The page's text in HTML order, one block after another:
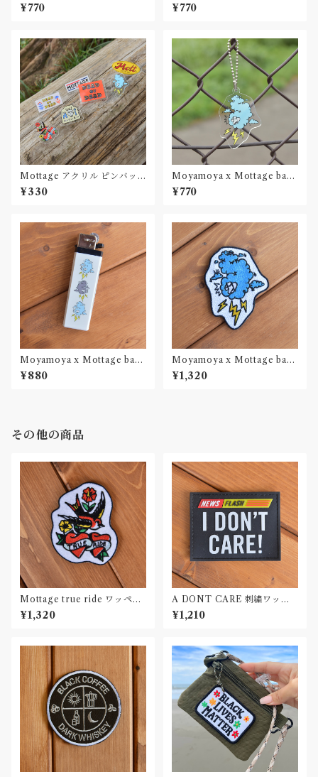
クリルキーホルダー
¥770 TT アクリルキーホルダー
¥770
Mottage アクリル ピンバッ
ジ
¥330
Moyamoya x Mottage bad
weather アクリルキーホルダ
ー
¥770
Moyamoya x Mottage bad
weather ライター 2コセット
¥880
Moyamoya x Mottage bad
¥1,320
その他の商品
Mottage true ride ワッペン
刺繍 Patch
¥1,320
A DONT CARE 刺繍ワッペ
ン Patch
¥1,210